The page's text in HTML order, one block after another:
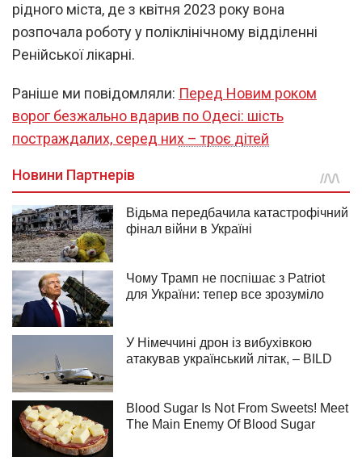
рідного міста, де з квітня 2023 року вона
розпочала роботу у поліклінічному відділенні
Ренійської лікарні.
Раніше ми повідомляли: Перед Новим роком
ворог безжально вдарив по Одесі: шість
постраждалих, серед них – троє дітей